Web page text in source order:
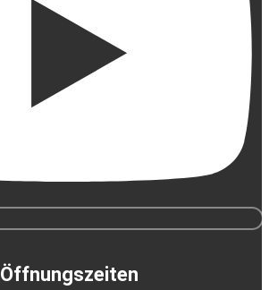
Öffnungszeiten